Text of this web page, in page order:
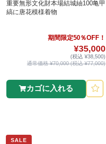
重要無形文化財本場結城紬100亀甲
縞に唐花模様着物
期間限定50％OFF！
¥35,000
(税込 ¥38,500)
通常価格 ¥70,000 (税込 ¥77,000)
カゴに入れる
SALE